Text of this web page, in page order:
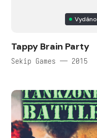
Vydáno
Tappy Brain Party
Sekip Games — 2015